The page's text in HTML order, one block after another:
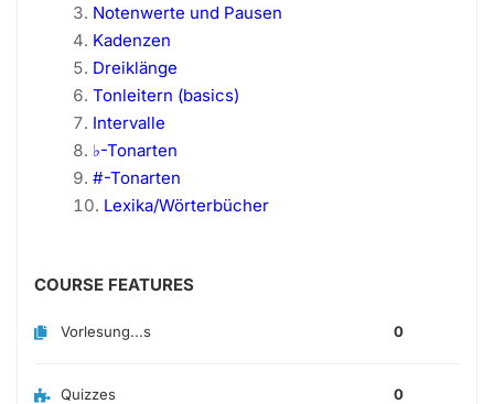
Notenwerte und Pausen
Kadenzen
Dreiklänge
Tonleitern (basics)
Intervalle
♭-Tonarten
#-Tonarten
Lexika/Wörterbücher
COURSE FEATURES
Vorlesung...s 0
Quizzes 0